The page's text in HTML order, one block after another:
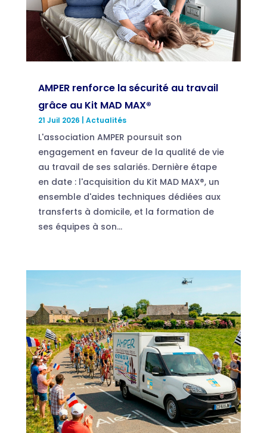
AMPER renforce la sécurité au travail
grâce au Kit MAD MAX®
21 Juil 2026 Actualités
L'association AMPER poursuit son
engagement en faveur de la qualité de vie
au travail de ses salariés. Dernière étape
en date : l'acquisition du Kit MAD MAX®, un
ensemble d'aides techniques dédiées aux
transferts à domicile, et la formation de
ses équipes à son...